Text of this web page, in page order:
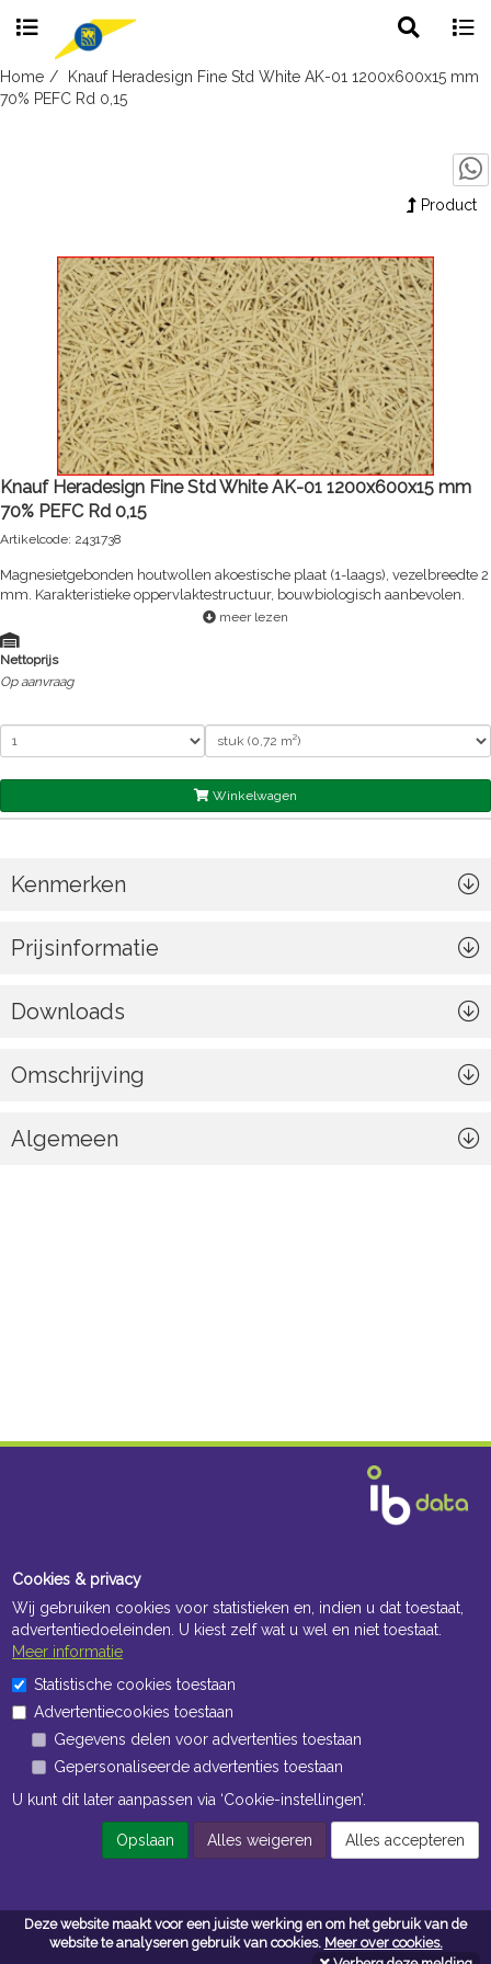
Deze website maakt voor een juiste werking en om het gebruik van de
website te analyseren gebruik van cookies. Meer over cookies.
Skip
to
search
Home
Knauf Heradesign Fine Std White AK-01 1200x600x15 mm
70% PEFC Rd 0,15
Product
Knauf Heradesign Fine Std White AK-01 1200x600x15 mm
70% PEFC Rd 0,15
Artikelcode: 2431738
Magnesietgebonden houtwollen akoestische plaat (1-laags), vezelbreedte 2
mm. Karakteristieke oppervlaktestructuur, bouwbiologisch aanbevolen.
meer lezen
Nettoprijs
Op aanvraag
Winkelwagen
Kenmerken
Prijsinformatie
Downloads
Omschrijving
Algemeen
Openingstijden Kantoor
ma t/m vr 8:30 uur tot 17:00 uur
Openingstijden Magazijn
ma t/m vr 7:00 uur tot 16:30 uur
Algemene voorwaarden
Cookies & privacy
Wij gebruiken cookies voor statistieken en, indien u dat toestaat,
advertentiedoeleinden. U kiest zelf wat u wel en niet toestaat.
Meer informatie
Statistische cookies toestaan
Advertentiecookies toestaan
Gegevens delen voor advertenties toestaan
Gepersonaliseerde advertenties toestaan
U kunt dit later aanpassen via ‘Cookie-instellingen’.
Opslaan Alles weigeren Alles accepteren